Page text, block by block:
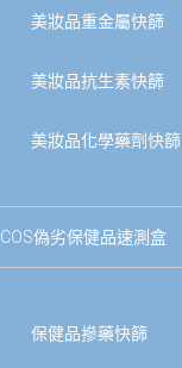
美妝品重金屬快篩
美妝品抗生素快篩
美妝品化學藥劑快篩
COS偽劣保健品速測盒
保健品摻藥快篩